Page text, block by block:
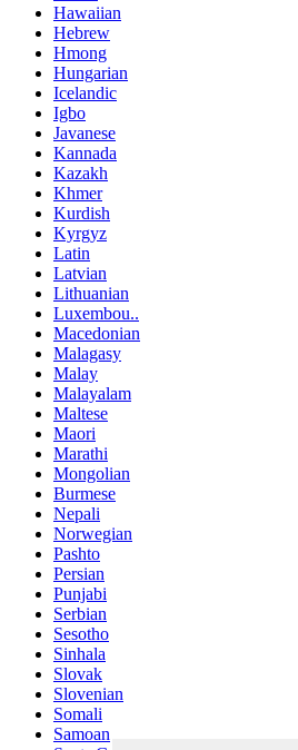
Hawaiian
Hebrew
Hmong
Hungarian
Icelandic
Igbo
Javanese
Kannada
Kazakh
Khmer
Kurdish
Kyrgyz
Latin
Latvian
Lithuanian
Luxembou..
Macedonian
Malagasy
Malay
Malayalam
Maltese
Maori
Marathi
Mongolian
Burmese
Nepali
Norwegian
Pashto
Persian
Punjabi
Serbian
Sesotho
Sinhala
Slovak
Slovenian
Somali
Samoan